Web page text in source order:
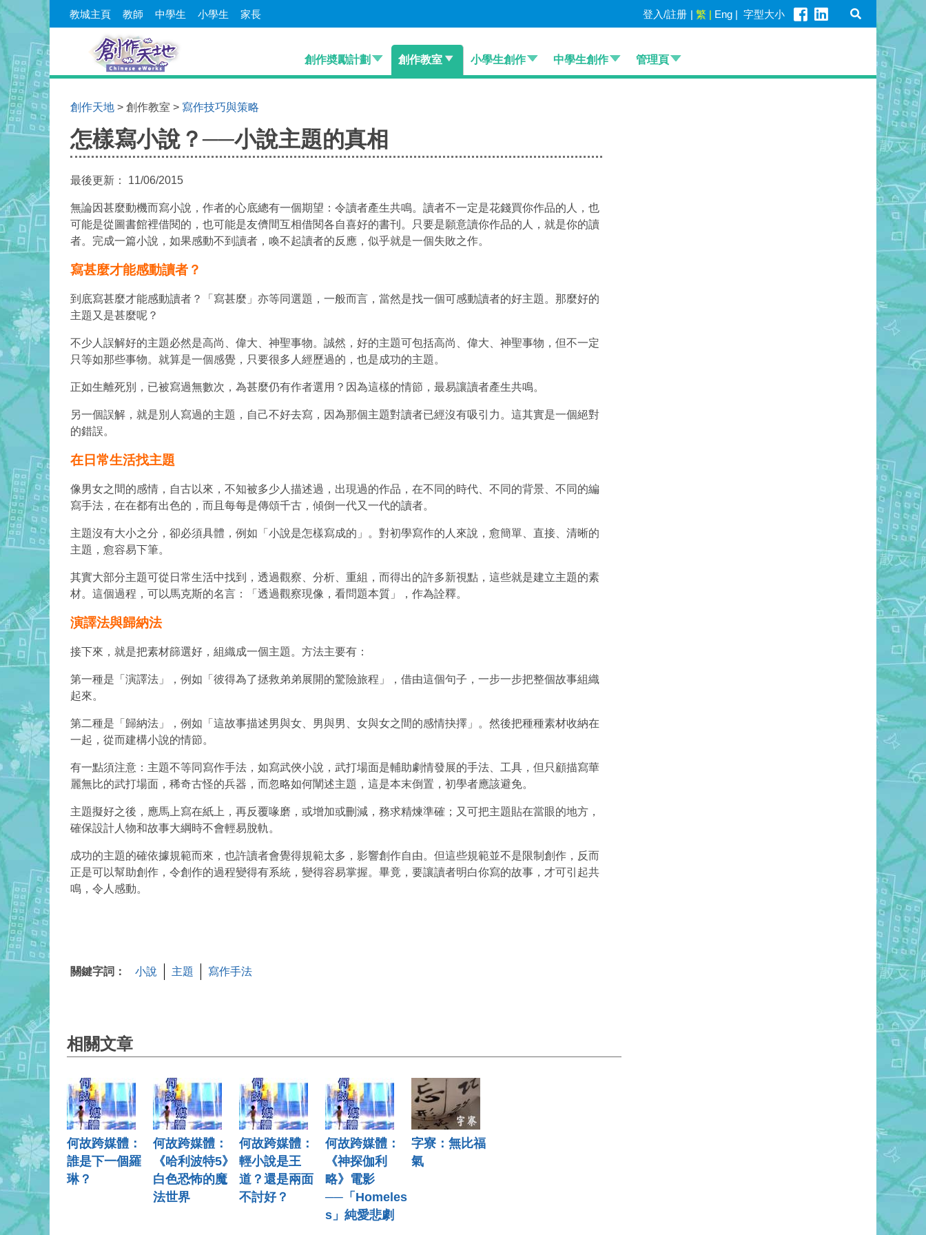
教城主頁 教師 中學生 小學生 家長 登入/註册 | 繁 | Eng | 字型大小
創作奬勵計劃 創作教室 小學生創作 中學生創作 管理頁
You are here
創作天地 > 創作教室 > 寫作技巧與策略
怎樣寫小說？──小說主題的真相
最後更新： 11/06/2015
無論因甚麼動機而寫小說，作者的心底總有一個期望：令讀者產生共鳴。讀者不一定是花錢買你作品的人，也
可能是從圖書館裡借閱的，也可能是友儕間互相借閱各自喜好的書刊。只要是願意讀你作品的人，就是你的讀
者。完成一篇小說，如果感動不到讀者，喚不起讀者的反應，似乎就是一個失敗之作。
寫甚麼才能感動讀者？
到底寫甚麼才能感動讀者？「寫甚麼」亦等同選題，一般而言，當然是找一個可感動讀者的好主題。那麼好的
主題又是甚麼呢？
不少人誤解好的主題必然是高尚、偉大、神聖事物。誠然，好的主題可包括高尚、偉大、神聖事物，但不一定
只等如那些事物。就算是一個感覺，只要很多人經歷過的，也是成功的主題。
正如生離死別，已被寫過無數次，為甚麼仍有作者選用？因為這樣的情節，最易讓讀者產生共鳴。
另一個誤解，就是別人寫過的主題，自己不好去寫，因為那個主題對讀者已經沒有吸引力。這其實是一個絕對
的錯誤。
在日常生活找主題
像男女之間的感情，自古以來，不知被多少人描述過，出現過的作品，在不同的時代、不同的背景、不同的編
寫手法，在在都有出色的，而且每每是傳頌千古，傾倒一代又一代的讀者。
主題沒有大小之分，卻必須具體，例如「小說是怎樣寫成的」。對初學寫作的人來說，愈簡單、直接、清晰的
主題，愈容易下筆。
其實大部分主題可從日常生活中找到，透過觀察、分析、重組，而得出的許多新視點，這些就是建立主題的素
材。這個過程，可以馬克斯的名言：「透過觀察現像，看問題本質」，作為詮釋。
演譯法與歸納法
接下來，就是把素材篩選好，組織成一個主題。方法主要有：
第一種是「演譯法」，例如「彼得為了拯救弟弟展開的驚險旅程」，借由這個句子，一步一步把整個故事組織
起來。
第二種是「歸納法」，例如「這故事描述男與女、男與男、女與女之間的感情抉擇」。然後把種種素材收納在
一起，從而建構小說的情節。
有一點須注意：主題不等同寫作手法，如寫武俠小說，武打場面是輔助劇情發展的手法、工具，但只顧描寫華
麗無比的武打場面，稀奇古怪的兵器，而忽略如何闡述主題，這是本末倒置，初學者應該避免。
主題擬好之後，應馬上寫在紙上，再反覆喙磨，或增加或刪減，務求精煉準確；又可把主題貼在當眼的地方，
確保設計人物和故事大綱時不會輕易脫軌。
成功的主題的確依據規範而來，也許讀者會覺得規範太多，影響創作自由。但這些規範並不是限制創作，反而
正是可以幫助創作，令創作的過程變得有系統，變得容易掌握。畢竟，要讓讀者明白你寫的故事，才可引起共
鳴，令人感動。
關鍵字詞： 小說 主題 寫作手法
相關文章
何故跨媒體：
誰是下一個羅
琳？
何故跨媒體：
《哈利波特5》
白色恐怖的魔
法世界
何故跨媒體：
輕小說是王
道？還是兩面
不討好？
何故跨媒體：
《神探伽利
略》電影
──「Homeles
s」純愛悲劇
字寮：無比福
氣